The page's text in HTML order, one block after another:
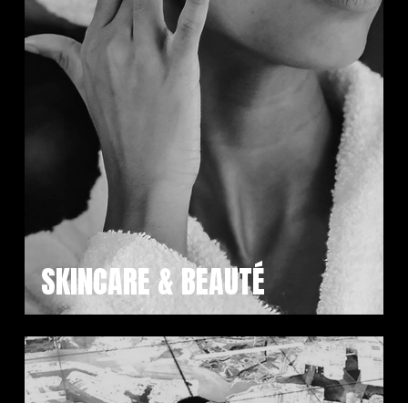
SKINCARE & BEAUTÉ